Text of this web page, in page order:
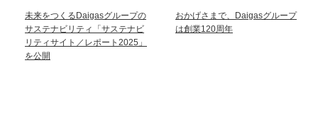
未来をつくるDaigasグループの
サステナビリティ「サステナビ
リティサイト／レポート2025」
を公開
おかげさまで、Daigasグループ
は創業120周年